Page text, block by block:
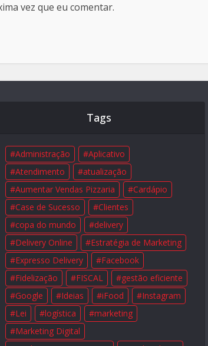
vez que eu comentar.
Tags
Administração
Aplicativo
Atendimento
atualização
Aumentar Vendas Pizzaria
Cardápio
Case de Sucesso
Clientes
copa do mundo
delivery
Delivery Online
Estratégia de Marketing
Expresso Delivery
Facebook
Fidelização
FISCAL
gestão eficiente
Google
Ideias iFood
Instagram
Lei
logística
marketing
Marketing Digital